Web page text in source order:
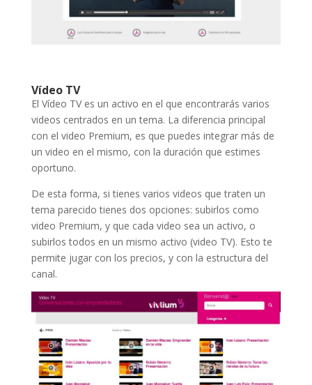
Vídeo TV
El Vídeo TV es un activo en el que encontrarás varios
videos centrados en un tema. La diferencia principal
con el video Premium, es que puedes integrar más de
un video en el mismo, con la duración que estimes
oportuno.
De esta forma, si tienes varios videos que traten un
tema parecido tienes dos opciones: subirlos como
video Premium, y que cada video sea un activo, o
subirlos todos en un mismo activo (video TV). Esto te
permite jugar con los precios, y con la estructura del
canal.